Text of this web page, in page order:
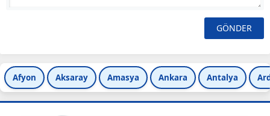
Afyon Aksaray Amasya Ankara Antalya